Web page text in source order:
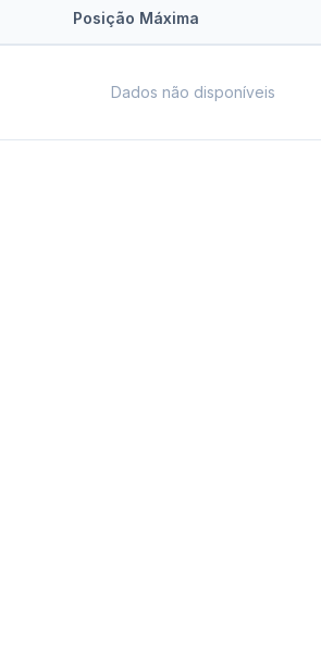
Posição Máxima
Dados não disponíveis